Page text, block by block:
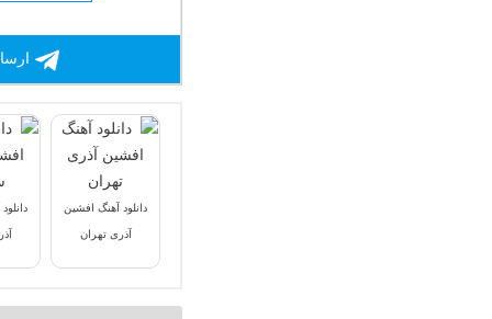
دانلود آهنگ افشین
آذری تهران